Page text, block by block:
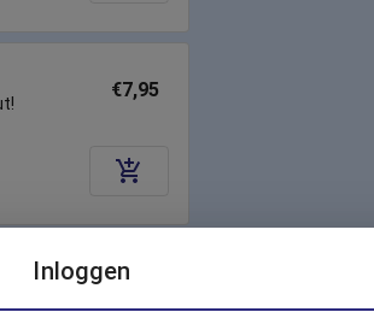
€7,95
Vanaf €7,00
Inloggen